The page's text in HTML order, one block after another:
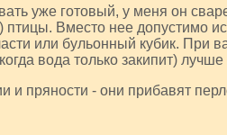
уже готовый, у меня он
Вместо нее допустимо
или бульонный кубик. При
вода только закипит) лучше
и пряности - они прибавят